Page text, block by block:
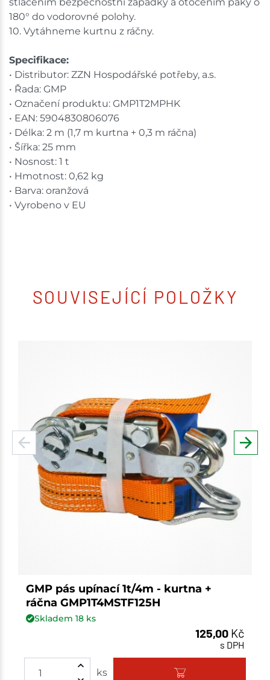
180° do vodorovné polohy.
10. Vytáhneme kurtnu z ráčny.
Specifikace:
• Distributor: ZZN Hospodářské potřeby, a.s.
• Řada: GMP
• Označení produktu: GMP1T2MPHK
• EAN: 5904830806076
• Délka: 2 m (1,7 m kurtna + 0,3 m ráčna)
• Šířka: 25 mm
• Nosnost: 1 t
• Hmotnost: 0,62 kg
• Barva: oranžová
• Vyrobeno v EU
SOUVISEJÍCÍ POLOŽKY
GMP pás upínací 1t/4m - kurtna +
ráčna GMP1T4MSTF125H
Skladem 18ks
125,00 Kč
s DPH
ks